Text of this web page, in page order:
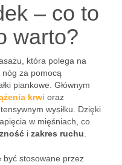
– co to
warto?
która polega na
za pomocą
piankowe. Głównym
krwi oraz
wysiłku. Dzięki
w mięśniach, co
i zakres ruchu
być stosowane przez